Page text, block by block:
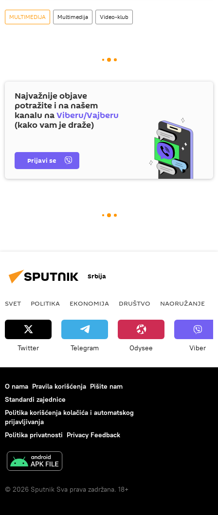
MULTIMEDIJA Multimedija Video-klub
Najvažnije objave
potražite i na našem
kanalu naViberu/Vajberu
(kako vam je draže)
Prijavi se
Srbija
SVET POLITIKA EKONOMIJA DRUŠTVO NAORUŽANJE
Twitter Telegram Odysee Viber
O nama Pravila korišćenja Pišite nam
Standardi zajednice
Politika korišćenja kolačića i automatskog
prijavljivanja
Politika privatnosti Privacy Feedback
© 2026 Sputnik Sva prava zadržana. 18+